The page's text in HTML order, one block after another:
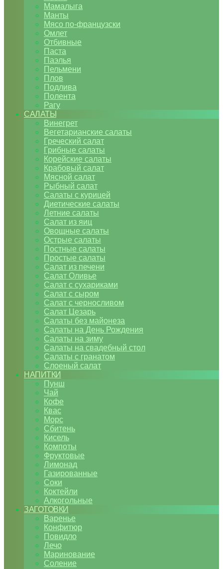
Мамалыга
Манты
Мясо по-французски
Омлет
Отбивные
Паста
Паэлья
Пельмени
Плов
Подлива
Полента
Рагу
САЛАТЫ
Винегрет
Вегетарианские салаты
Греческий салат
Грибные салаты
Корейские салаты
Крабовый салат
Мясной салат
Рыбный салат
Салаты с курицей
Диетические салаты
Летние салаты
Салат из яиц
Овощные салаты
Острые салаты
Постные салаты
Простые салаты
Салат из печени
Салат Оливье
Салат с сухариками
Салат с сыром
Салат с черносливом
Салат Цезарь
Салаты без майонеза
Салаты на День Рождения
Салаты на зиму
Салаты на свадебный стол
Салаты с гранатом
Слоеный салат
НАПИТКИ
Пунш
Чай
Кофе
Квас
Морс
Сбитень
Кисель
Компоты
Фруктовые
Лимонад
Газированные
Соки
Коктейли
Алкогольные
ЗАГОТОВКИ
Варенье
Конфитюр
Повидло
Лечо
Маринование
Соление